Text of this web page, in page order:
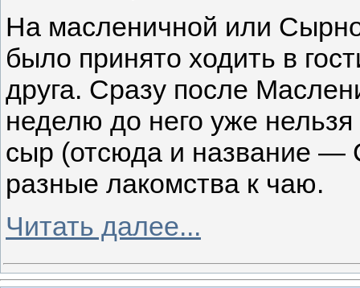
На масленичной или
было принято ходить в
друга. Сразу после
неделю до него уже
сыр (отсюда и название —
разные лакомства к чаю.
Читать далее...